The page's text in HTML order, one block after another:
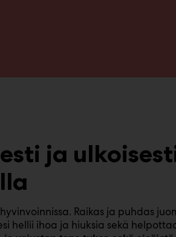
ja
Raikas ja puhdas
hellii ihoa ja hiuksia sekä